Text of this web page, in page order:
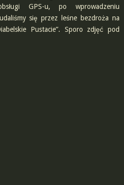
GPS-u, po wprowadzeniu
się przez leśne bezdroża na
Pustacie”. Sporo zdjęć pod